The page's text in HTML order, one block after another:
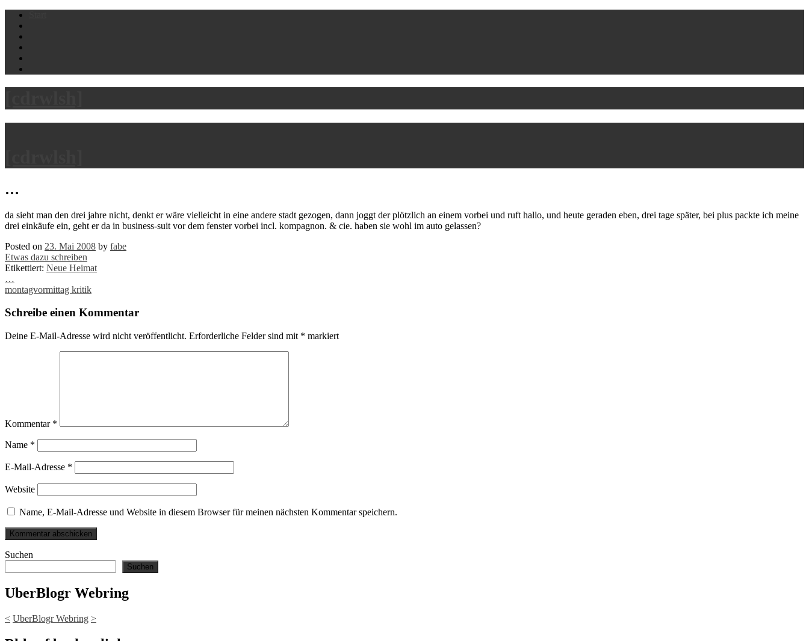
Skip
content
…
da sieht man den drei jahre nicht, denkt er wäre vielleicht in eine andere stadt gezogen, dann joggt der plötzlich an einem vorbei und ruft hallo, und heute geraden eben, drei tage später, bei plus packte ich meine
drei einkäufe ein, geht er da in business-suit vor dem fenster vorbei incl. kompagnon. & cie. haben sie wohl im auto gelassen?
Posted on 23. Mai 2008 by fabe
Etwas dazu schreiben
Etikettiert: Neue Heimat
Post
navigation
…
montagvormittag kritik
Schreibe einen Kommentar
Deine E-Mail-Adresse wird nicht veröffentlicht. Erforderliche Felder sind mit * markiert
Kommentar *
Name *
E-Mail-Adresse *
Website
Name, E-Mail-Adresse und Website in diesem Browser für meinen nächsten Kommentar speichern.
Suchen
Suchen
UberBlogr Webring
< UberBlogr Webring >